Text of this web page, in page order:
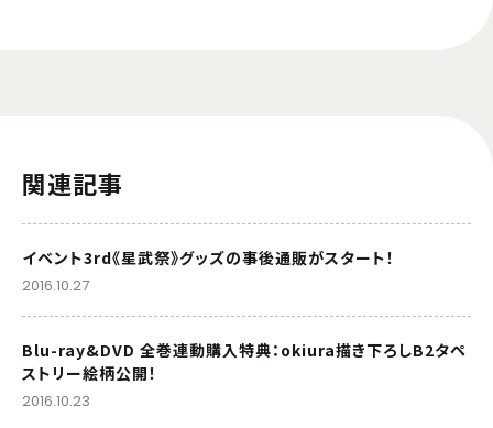
関連記事
イベント3rd《星武祭》グッズの事後通販がスタート！
2016.10.27
Blu-ray&DVD 全巻連動購入特典：okiura描き下ろしB2タペ
ストリー絵柄公開！
2016.10.23